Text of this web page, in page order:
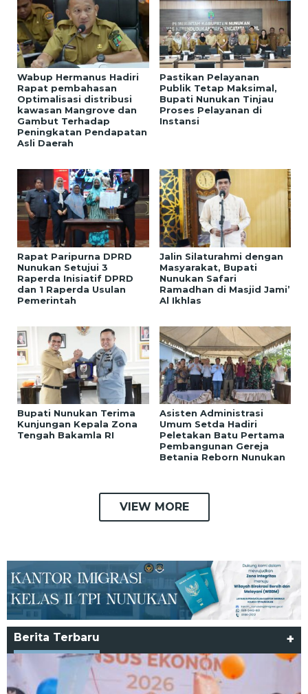
Wabup Hermanus Hadiri
Rapat pembahasan
Optimalisasi distribusi
kawasan Mangrove dan
Gambut Terhadap
Peningkatan Pendapatan
Asli Daerah
Pastikan Pelayanan
Publik Tetap Maksimal,
Bupati Nunukan Tinjau
Proses Pelayanan di
Instansi
Rapat Paripurna DPRD
Nunukan Setujui 3
Raperda Inisiatif DPRD
dan 1 Raperda Usulan
Pemerintah
Jalin Silaturahmi dengan
Masyarakat, Bupati
Nunukan Safari
Ramadhan di Masjid Jami’
Al Ikhlas
Bupati Nunukan Terima
Kunjungan Kepala Zona
Tengah Bakamla RI
Asisten Administrasi
Umum Setda Hadiri
Peletakan Batu Pertama
Pembangunan Gereja
Betania Reborn Nunukan
VIEW MORE
Berita Terbaru +